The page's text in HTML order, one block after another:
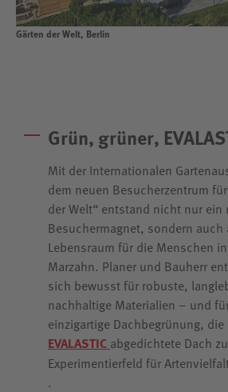
Gärten der Welt, Berlin
Grün, grüner,
Mit der Internationalen
dem neuen Besucherzentrum
der Welt“ entstand nicht nur ein
Besuchermagnet, sondern auch
Lebensraum für die Menschen
Marzahn. Planer und Bauherr
sich bewusst für robuste,
nachhaltige Materialien – und
einzigartige Dachbegrünung,
EVALASTIC abgedichtete Dach
Experimentierfeld für
.